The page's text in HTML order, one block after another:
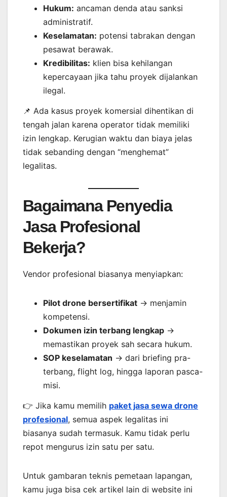
Hukum: ancaman denda atau sanksi
administratif.
Keselamatan: potensi tabrakan dengan
pesawat berawak.
Kredibilitas: klien bisa kehilangan
kepercayaan jika tahu proyek dijalankan
ilegal.
📌 Ada kasus proyek komersial dihentikan di
tengah jalan karena operator tidak memiliki
izin lengkap. Kerugian waktu dan biaya jelas
tidak sebanding dengan “menghemat”
legalitas.
Bagaimana Penyedia
Jasa Profesional
Bekerja?
Vendor profesional biasanya menyiapkan:
Pilot drone bersertifikat → menjamin
kompetensi.
Dokumen izin terbang lengkap →
memastikan proyek sah secara hukum.
SOP keselamatan → dari briefing pra-
terbang, flight log, hingga laporan pasca-
misi.
👉 Jika kamu memilih paket jasa sewa drone
profesional, semua aspek legalitas ini
biasanya sudah termasuk. Kamu tidak perlu
repot mengurus izin satu per satu.
Untuk gambaran teknis pemetaan lapangan,
kamu juga bisa cek artikel lain di website ini